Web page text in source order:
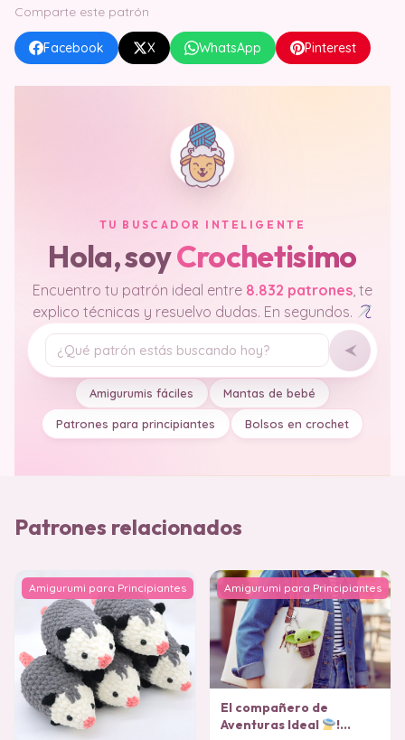
Comparte este patrón
Facebook X WhatsApp Pinterest
TU BUSCADOR INTELIGENTE
Hola, soyCrochetisimo
Encuentro tu patrón ideal entre 8.832 patrones, te
explico técnicas y resuelvo dudas. En segundos.
Tu pregunta
Amigurumis fáciles Mantas de bebé
Patrones para principiantes Bolsos en crochet
Patrones relacionados
Amigurumi para Principiantes Amigurumi para Principiantes
El compañero de
Aventuras Ideal
!